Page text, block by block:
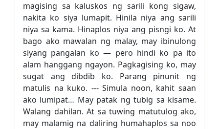
magising sa kaluskos ng sarili kong sigaw,
nakita ko siya lumapit. Hinila niya ang sarili
niya sa kama. Hinaplos niya ang pisngi ko. At
bago ako mawalan ng malay, may ibinulong
siyang pangalan ko — pero hindi ko pa ito
alam hanggang ngayon. Pagkagising ko, may
sugat ang dibdib ko. Parang pinunit ng
matulis na kuko. --- Simula noon, kahit saan
ako lumipat… May patak ng tubig sa kisame.
Walang dahilan. At sa tuwing matutulog ako,
may malamig na daliring humahaplos sa noo